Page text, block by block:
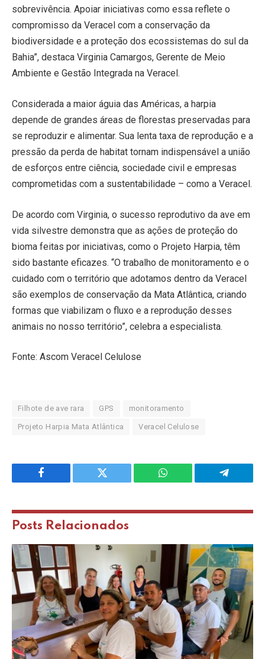
sobrevivência. Apoiar iniciativas como essa reflete o
compromisso da Veracel com a conservação da
biodiversidade e a proteção dos ecossistemas do sul da
Bahia”, destaca Virginia Camargos, Gerente de Meio
Ambiente e Gestão Integrada na Veracel.
Considerada a maior águia das Américas, a harpia
depende de grandes áreas de florestas preservadas para
se reproduzir e alimentar. Sua lenta taxa de reprodução e a
pressão da perda de habitat tornam indispensável a união
de esforços entre ciência, sociedade civil e empresas
comprometidas com a sustentabilidade – como a Veracel.
De acordo com Virginia, o sucesso reprodutivo da ave em
vida silvestre demonstra que as ações de proteção do
bioma feitas por iniciativas, como o Projeto Harpia, têm
sido bastante eficazes. “O trabalho de monitoramento e o
cuidado com o território que adotamos dentro da Veracel
são exemplos de conservação da Mata Atlântica, criando
formas que viabilizam o fluxo e a reprodução desses
animais no nosso território”, celebra a especialista.
Fonte: Ascom Veracel Celulose
Filhote de ave rara GPS monitoramento
Projeto Harpia Mata Atlântica Veracel Celulose
Facebook Twitter WhatsApp Telegram
Posts Relacionados